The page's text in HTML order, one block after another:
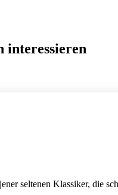
interessieren
seltenen Klassiker, die